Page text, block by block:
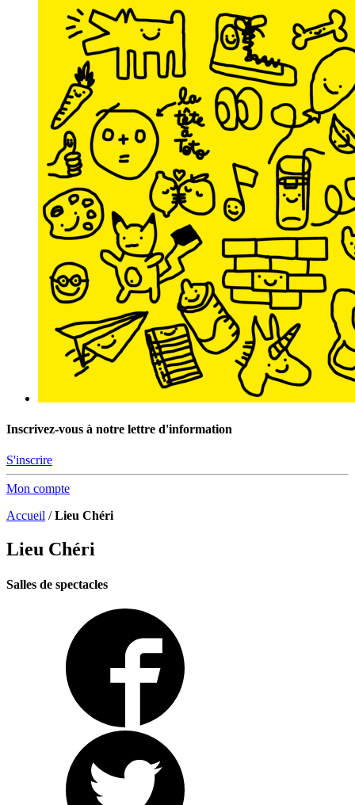
Inscrivez-vous à notre lettre d'information
S'inscrire
Mon compte
Accueil /Lieu Chéri
Lieu Chéri
Salles de spectacles